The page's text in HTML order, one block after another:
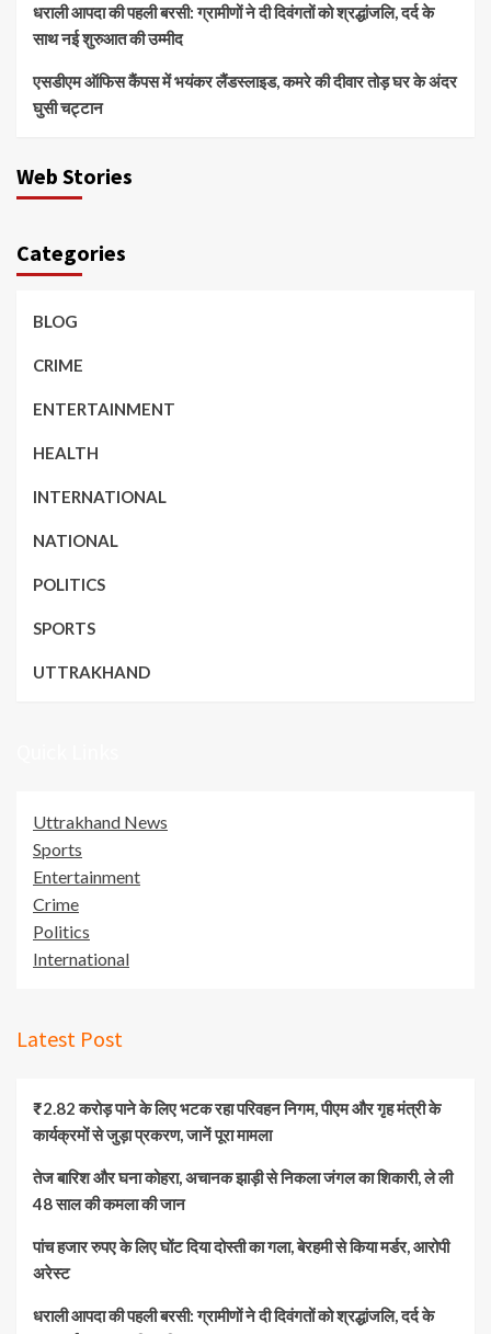
धराली आपदा की पहली बरसी: ग्रामीणों ने दी दिवंगतों को श्रद्धांजलि, दर्द के
साथ नई शुरुआत की उम्मीद
एसडीएम ऑफिस कैंपस में भयंकर लैंडस्लाइड, कमरे की दीवार तोड़ घर के अंदर
घुसी चट्टान
Web Stories
Categories
BLOG
CRIME
ENTERTAINMENT
HEALTH
INTERNATIONAL
NATIONAL
POLITICS
SPORTS
UTTRAKHAND
Uttrakhand News
Sports
Entertainment
Crime
Politics
International
Latest Post
₹2.82 करोड़ पाने के लिए भटक रहा परिवहन निगम, पीएम और गृह मंत्री के
कार्यक्रमों से जुड़ा प्रकरण, जानें पूरा मामला
तेज बारिश और घना कोहरा, अचानक झाड़ी से निकला जंगल का शिकारी, ले ली
48 साल की कमला की जान
पांच हजार रुपए के लिए घोंट दिया दोस्ती का गला, बेरहमी से किया मर्डर, आरोपी
अरेस्ट
धराली आपदा की पहली बरसी: ग्रामीणों ने दी दिवंगतों को श्रद्धांजलि, दर्द के